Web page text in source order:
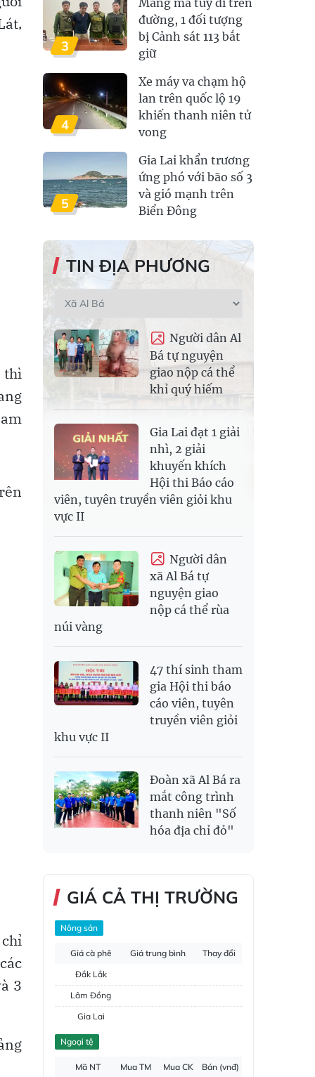
thì
3
3
Mang ma túy đi trên
đường, 1 đối tượng
bị Cảnh sát 113 bắt
giữ
4
Xe máy va chạm hộ
lan trên quốc lộ 19
khiến thanh niên tử
vong
5
Gia Lai khẩn trương
ứng phó với bão số 3
và gió mạnh trên
Biển Đông
TIN ĐỊA PHƯƠNG
Người dân Al
Bá tự nguyện
giao nộp cá thể
khỉ quý hiếm
Gia Lai đạt 1 giải
nhì, 2 giải
khuyến khích
Hội thi Báo cáo
viên, tuyên truyền viên giỏi khu
vực II
Người dân
xã Al Bá tự
nguyện giao
nộp cá thể rùa
núi vàng
47 thí sinh tham
gia Hội thi báo
cáo viên, tuyên
truyền viên giỏi
khu vực II
Đoàn xã Al Bá ra
mắt công trình
thanh niên "Số
hóa địa chỉ đỏ"
GIÁ CẢ THỊ TRƯỜNG
Nông sản
Giá cà phê Giá trung bình
Thay đổi
Đắk Lắk
Lâm Đồng
Gia Lai
Đắk Nông
Ngoại tệ
Mã NT Mua TM Mua CK
Bán (vnđ)